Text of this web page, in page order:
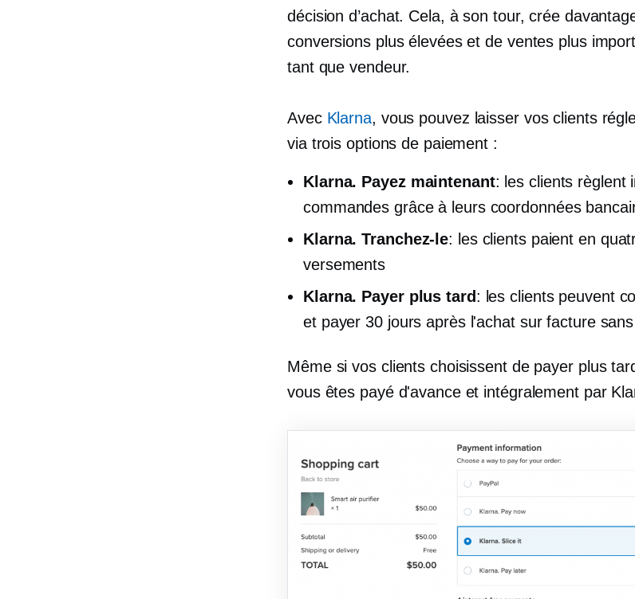
décision d’achat. Cela, à son tour, crée
conversions plus élevées et de ventes plus
tant que vendeur.
Avec Klarna, vous pouvez laisser vos clients
via trois options de paiement :
Klarna. Payez maintenant: les clients règlent
commandes grâce à leurs coordonnées
Klarna. Tranchez-le: les clients paient en
versements
Klarna. Payer plus tard: les clients peuvent
et payer 30 jours après l'achat sur facture
Même si vos clients choisissent de payer plus
vous êtes payé d'avance et intégralement par